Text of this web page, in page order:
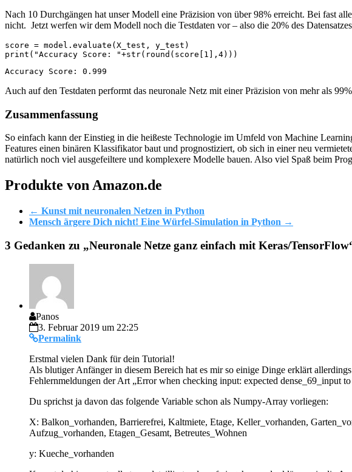
Nach 10 Durchgängen hat unser Modell eine Präzision von über 98% erreicht. Bei fast
nicht. Jetzt werfen wir dem Modell noch die Testdaten vor – also die 20% des
score = model.evaluate(X_test, y_test)
print("Accuracy Score: "+str(round(score[1],4)))
Accuracy Score: 0.999
Auch auf den Testdaten performt das neuronale Netz mit einer Präzision von mehr als
Zusammenfassung
So einfach kann der Einstieg in die heißeste Technologie im Umfeld von Machine
Features einen binären Klassifikator baut und prognostiziert, ob sich in einer neu
natürlich noch viel ausgefeiltere und komplexere Modelle bauen. Also viel Spaß beim
Produkte von Amazon.de
← Kunst mit neuronalen Netzen in Python
Mensch ärgere Dich nicht! Eine Würfel-Simulation in Python →
3 Gedanken zu „Neuronale Netze ganz einfach mit Keras/TensorFlow
Panos
3. Februar 2019 um 22:25
Permalink
Erstmal vielen Dank für dein Tutorial!
Als blutiger Anfänger in diesem Bereich hat es mir so einige Dinge erklärt
Fehlernmeldungen der Art „Error when checking input: expected dense_69_input
Du sprichst ja davon das folgende Variable schon als Numpy-Array vorliegen:
X: Balkon_vorhanden, Barrierefrei, Kaltmiete, Etage, Keller_vorhanden,
Aufzug_vorhanden, Etagen_Gesamt, Betreutes_Wohnen
y: Kueche_vorhanden